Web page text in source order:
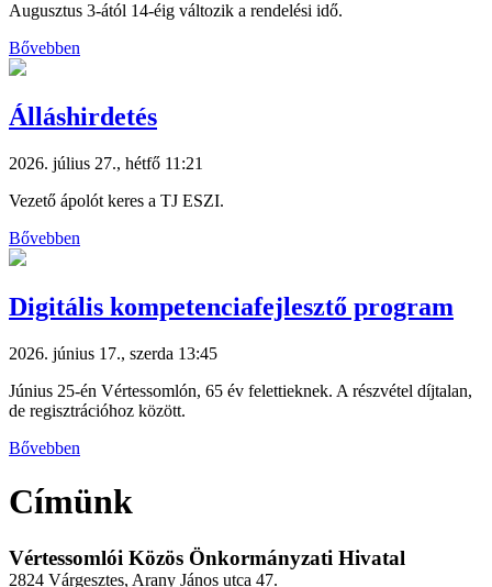
Augusztus 3-ától 14-éig változik a rendelési idő.
Bővebben
Álláshirdetés
2026. július 27., hétfő 11:21
Vezető ápolót keres a TJ ESZI.
Bővebben
Digitális kompetenciafejlesztő program
2026. június 17., szerda 13:45
Június 25-én Vértessomlón, 65 év felettieknek. A részvétel díjtalan,
de regisztrációhoz között.
Bővebben
Címünk
Vértessomlói Közös Önkormányzati Hivatal
2824 Várgesztes, Arany János utca 47.